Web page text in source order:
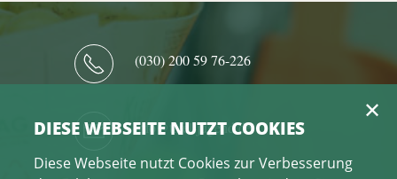
(030) 200 59 76-226
info@tafel-jugend.de
DIESE WEBSEITE NUTZT COOKIES
Diese Webseite nutzt Cookies zur Verbesserung